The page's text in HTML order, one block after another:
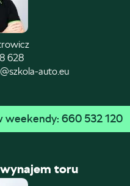
628
auto.eu
weekendy: 660 532 120
toru